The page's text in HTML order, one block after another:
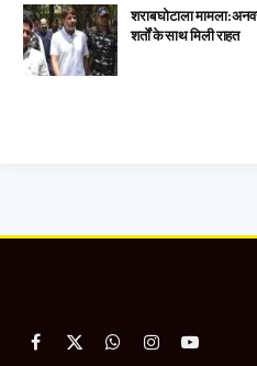
शराब घोटाला मामला:
शर्तों के साथ मिली राहत
Facebook
X
WhatsApp
InstagramYouTube